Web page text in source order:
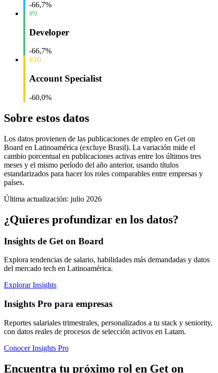
-66,7%
#9
Developer
-66,7%
#10
Account Specialist
-60,0%
Sobre estos datos
Los datos provienen de las publicaciones de empleo en Get on
Board en Latinoamérica (excluye Brasil). La variación mide el
cambio porcentual en publicaciones activas entre los últimos tres
meses y el mismo período del año anterior, usando títulos
estandarizados para hacer los roles comparables entre empresas y
países.
Última actualización: julio 2026
¿Quieres profundizar en los datos?
Insights de Get on Board
Explora tendencias de salario, habilidades más demandadas y datos
del mercado tech en Latinoamérica.
Explorar Insights
Insights Pro para empresas
Reportes salariales trimestrales, personalizados a tu stack y seniority,
con datos reales de procesos de selección activos en Latam.
Conocer Insights Pro
Encuentra tu próximo rol en Get on